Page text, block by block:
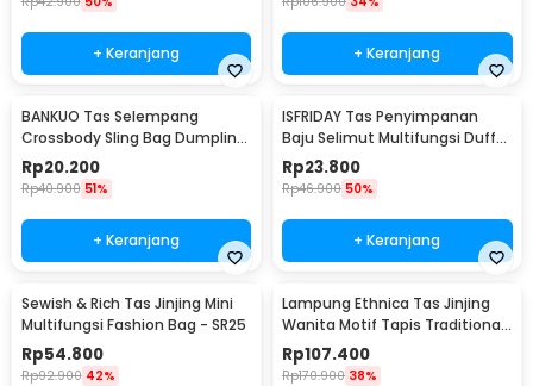
+ Keranjang + Keranjang
BANKUO Tas Selempang
Crossbody Sling Bag Dumpling
Adjustable Strap - BK22
Rp20.200
Rp40.900 51%
+ Keranjang
ISFRIDAY Tas Penyimpanan
Baju Selimut Multifungsi Duffel
Organizer Bag Barcode - IF45
Rp23.800
Rp46.900 50%
+ Keranjang
Sewish & Rich Tas Jinjing Mini
Multifungsi Fashion Bag - SR25
Rp54.800
Rp92.900 42%
Lampung Ethnica Tas Jinjing
Wanita Motif Tapis Traditional
Handbag - LE2
Rp107.400
Rp170.900 38%